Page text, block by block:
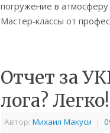
погружение в
Мастер‑классы от
Отчет за
лога? Легко!
Автор: Михаил Макуси |